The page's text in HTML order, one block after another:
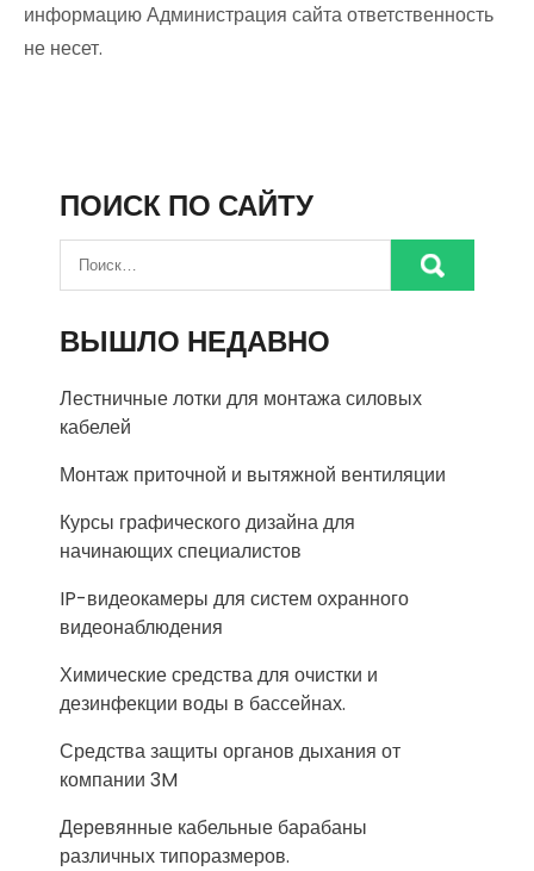
информацию Администрация сайта ответственность
не несет.
ПОИСК ПО САЙТУ
ВЫШЛО НЕДАВНО
Лестничные лотки для монтажа силовых
кабелей
Монтаж приточной и вытяжной вентиляции
Курсы графического дизайна для
начинающих специалистов
IP-видеокамеры для систем охранного
видеонаблюдения
Химические средства для очистки и
дезинфекции воды в бассейнах.
Средства защиты органов дыхания от
компании 3M
Деревянные кабельные барабаны
различных типоразмеров.